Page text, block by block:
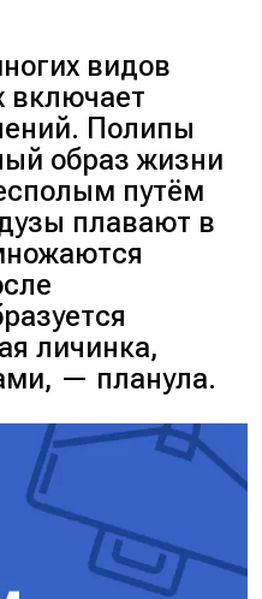
видов
включает
Полипы
образ жизни
путём
плавают в
личинка,
— планула.